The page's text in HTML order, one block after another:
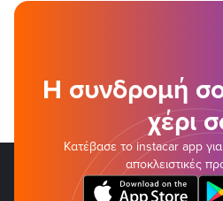
Η συνδρομή
χέρι
Κατέβασε το instacar app
αποκλειστικές